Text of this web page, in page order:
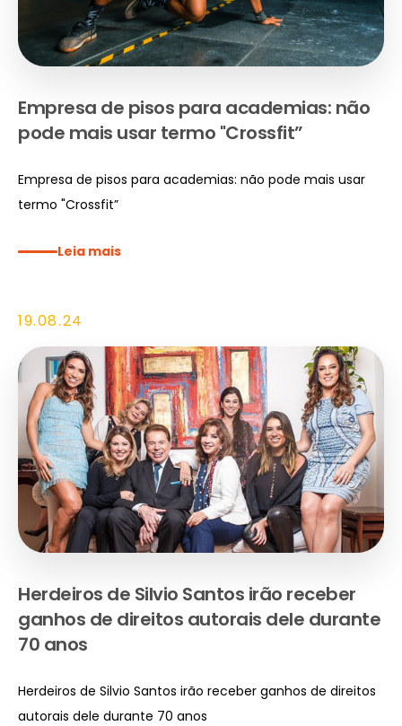
Fale
Empresa de pisos para academias: não
pode mais usar termo "Crossfit”
Empresa de pisos para academias: não pode mais usar
termo "Crossfit”
Leia mais
19.08.24
Herdeiros de Silvio Santos irão receber
ganhos de direitos autorais dele durante
70 anos
Herdeiros de Silvio Santos irão receber ganhos de direitos
autorais dele durante 70 anos